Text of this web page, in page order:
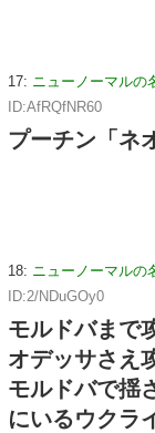
17: ニューノーマルの
ID:AfRQfNR60
プーチン「ネ
18: ニューノーマルの
ID:2/NDuGOy0
モルドバまで
オデッサさえ
モルドバで揺
にいるウクラ